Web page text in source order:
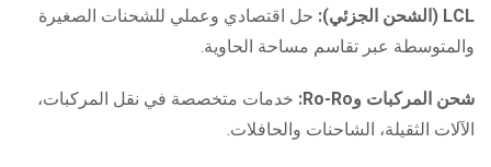
LCL (الشحن الجزئي):
حل اقتصادي وعملي للشحنات الصغيرة
والمتوسطة عبر تقاسم مساحة الحاوية.
شحن المركبات وRo-Ro:
خدمات متخصصة في نقل المركبات،
الآلات الثقيلة، الشاحنات والحافلات.